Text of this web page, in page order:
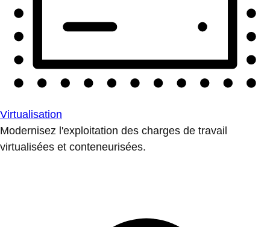
Virtualisation
Modernisez l'exploitation des charges de travail
virtualisées et conteneurisées.